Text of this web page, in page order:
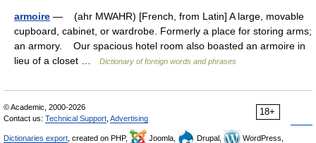
armoire — (ahr MWAHR) [French, from Latin] A large, movable
cupboard, cabinet, or wardrobe. Formerly a place for storing arms;
an armory. Our spacious hotel room also boasted an armoire in
lieu of a closet …
Dictionary of foreign words and phrases
18+
© Academic, 2000-2026
Contact us: Technical Support Advertising
Dictionaries export , created on PHP, Joomla, Drupal,
WordPress,